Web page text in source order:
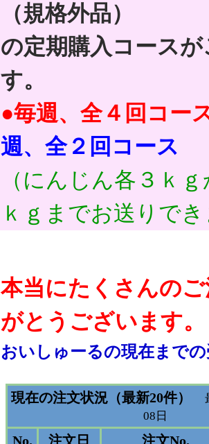
（規格外品）
の定期購入コースが
す。
●毎週、全４回コー
週、全２回コース
（にんじん各３ｋ
ｋｇまでお送りでき
本当にたくさんのご
がとうございます。
おいしゅーるの現在までの